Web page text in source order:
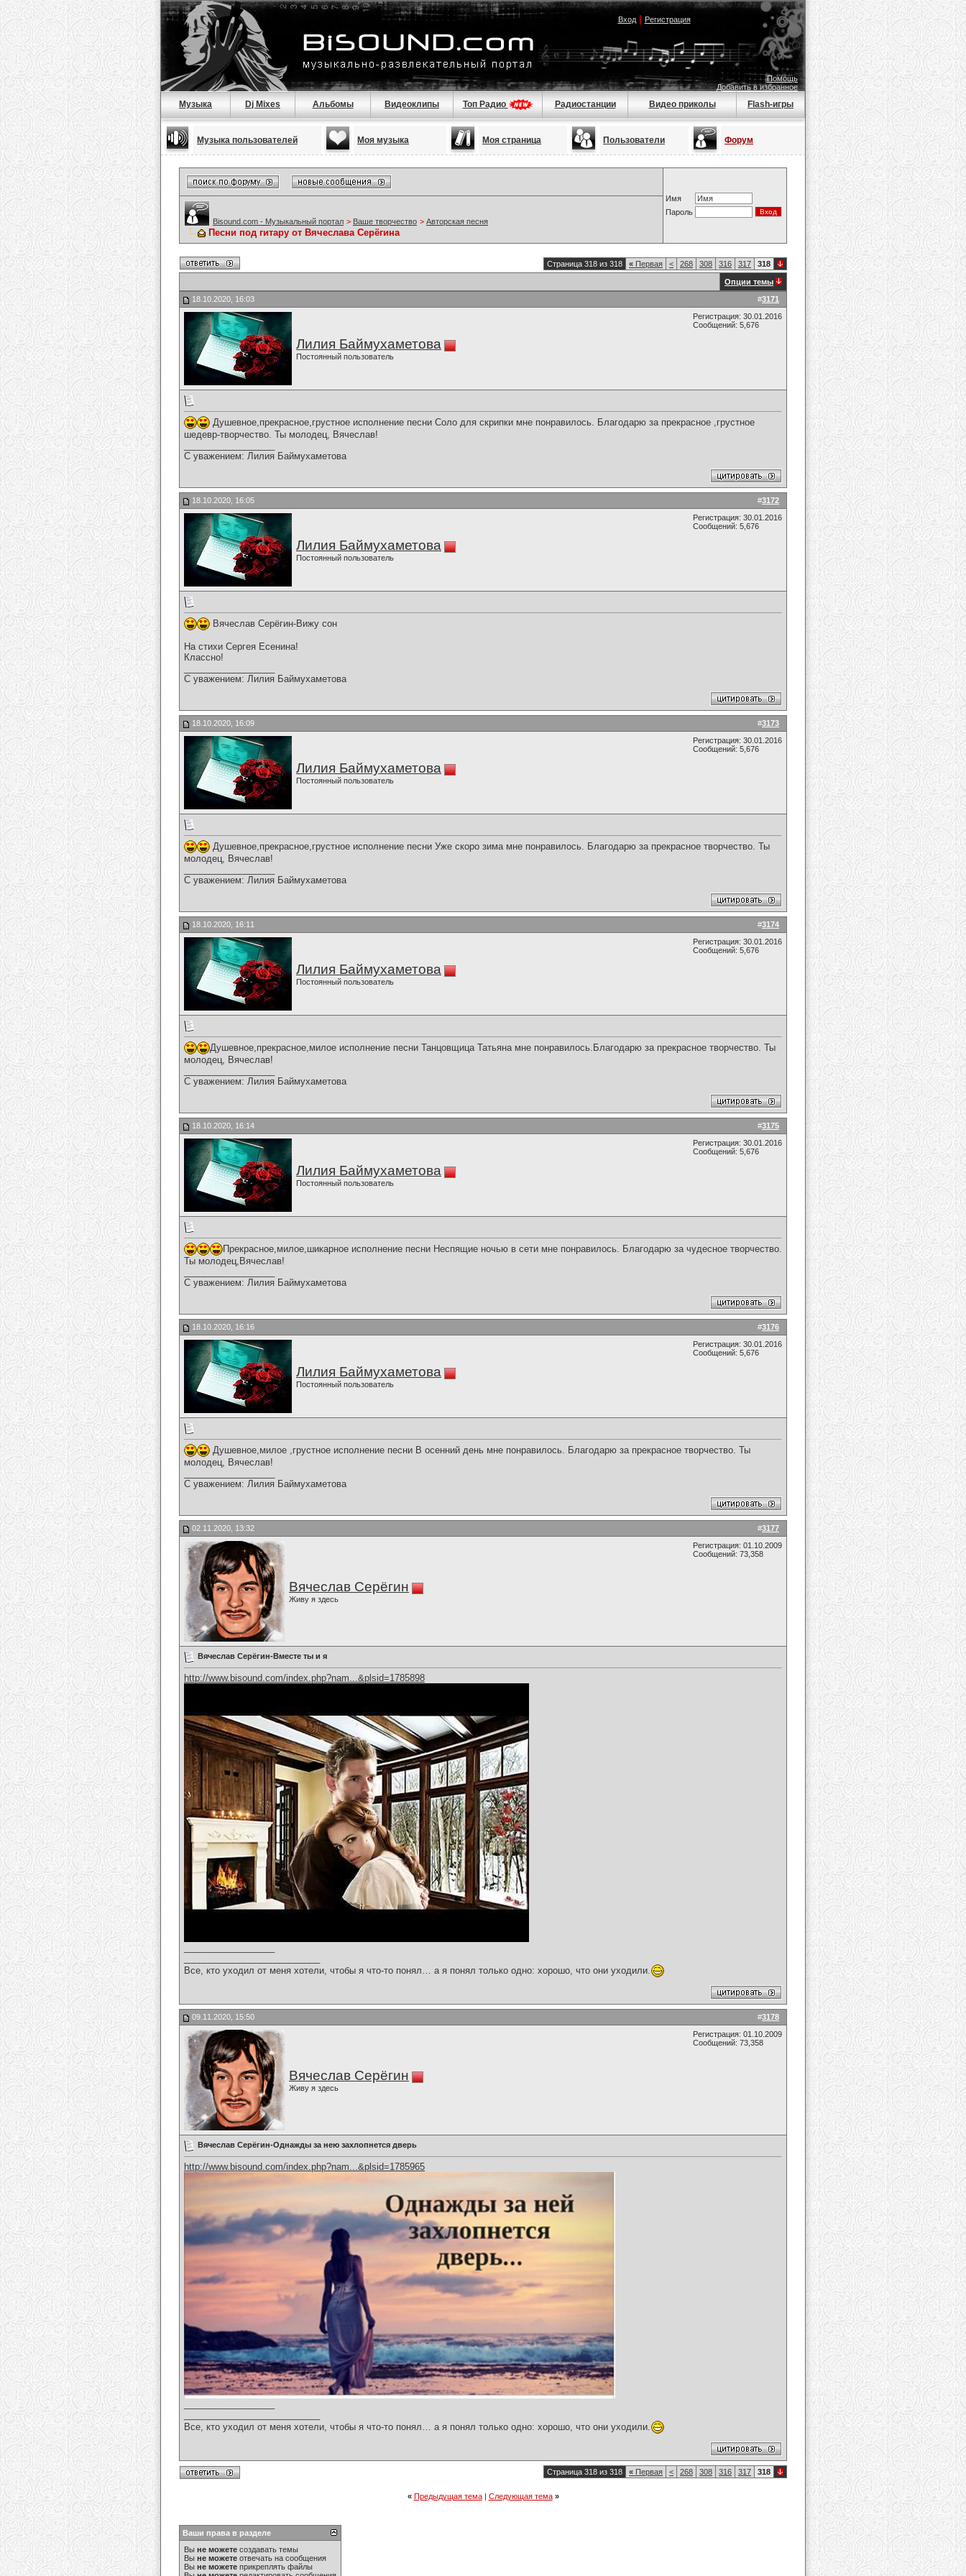
Вход| Регистрация
Помощь
Добавить в избранное
Музыка Dj Mixes Альбомы Видеоклипы Топ Радио Радиостанции Видео приколы Flash-игры
Музыка пользователей Моя музыка Моя страница Пользователи Форум
Имя
Пароль
Bisound.com - Музыкальный портал > Ваше творчество > Авторская песня
Песни под гитару от Вячеслава Серёгина
Страница 318 из 318 « Первая < 268 308 316 317 318
Опции темы
#3171
18.10.2020, 16:03
Лилия Баймухаметова
Постоянный пользователь
Регистрация: 30.01.2016
Сообщений: 5,676
Душевное,прекрасное,грустное исполнение песни Соло для скрипки мне понравилось. Благодарю за прекрасное ,грустное
шедевр-творчество. Ты молодец, Вячеслав!
С уважением: Лилия Баймухаметова
#3172
18.10.2020, 16:05
Лилия Баймухаметова
Постоянный пользователь
Регистрация: 30.01.2016
Сообщений: 5,676
Вячеслав Серёгин-Вижу сон
На стихи Сергея Есенина!
Классно!
С уважением: Лилия Баймухаметова
#3173
18.10.2020, 16:09
Лилия Баймухаметова
Постоянный пользователь
Регистрация: 30.01.2016
Сообщений: 5,676
Душевное,прекрасное,грустное исполнение песни Уже скоро зима мне понравилось. Благодарю за прекрасное творчество. Ты
молодец, Вячеслав!
С уважением: Лилия Баймухаметова
#3174
18.10.2020, 16:11
Лилия Баймухаметова
Постоянный пользователь
Регистрация: 30.01.2016
Сообщений: 5,676
Душевное,прекрасное,милое исполнение песни Танцовщица Татьяна мне понравилось.Благодарю за прекрасное творчество. Ты
молодец, Вячеслав!
С уважением: Лилия Баймухаметова
#3175
18.10.2020, 16:14
Лилия Баймухаметова
Постоянный пользователь
Регистрация: 30.01.2016
Сообщений: 5,676
Прекрасное,милое,шикарное исполнение песни Неспящие ночью в сети мне понравилось. Благодарю за чудесное творчество.
Ты молодец,Вячеслав!
С уважением: Лилия Баймухаметова
#3176
18.10.2020, 16:16
Лилия Баймухаметова
Постоянный пользователь
Регистрация: 30.01.2016
Сообщений: 5,676
Душевное,милое ,грустное исполнение песни В осенний день мне понравилось. Благодарю за прекрасное творчество. Ты
молодец, Вячеслав!
С уважением: Лилия Баймухаметова
#3177
02.11.2020, 13:32
Вячеслав Серёгин
Живу я здесь
Регистрация: 01.10.2009
Сообщений: 73,358
Вячеслав Серёгин-Вместе ты и я
http://www.bisound.com/index.php?nam...&plsid=1785898
Все, кто уходил от меня хотели, чтобы я что-то понял… а я понял только одно: хорошо, что они уходили.
#3178
09.11.2020, 15:50
Вячеслав Серёгин
Живу я здесь
Регистрация: 01.10.2009
Сообщений: 73,358
Вячеслав Серёгин-Однажды за нею захлопнется дверь
http://www.bisound.com/index.php?nam...&plsid=1785965
Все, кто уходил от меня хотели, чтобы я что-то понял… а я понял только одно: хорошо, что они уходили.
Страница 318 из 318 « Первая < 268 308 316 317 318
« Предыдущая тема| Следующая тема »
Ваши права в разделе
Вы не можете создавать темы
Вы не можете отвечать на сообщения
Вы не можете прикреплять файлы